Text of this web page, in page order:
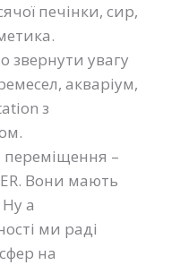
печінки, сир,
звернути увагу
акваріум,
з
–
Вони мають
Ну а
ми раді
на